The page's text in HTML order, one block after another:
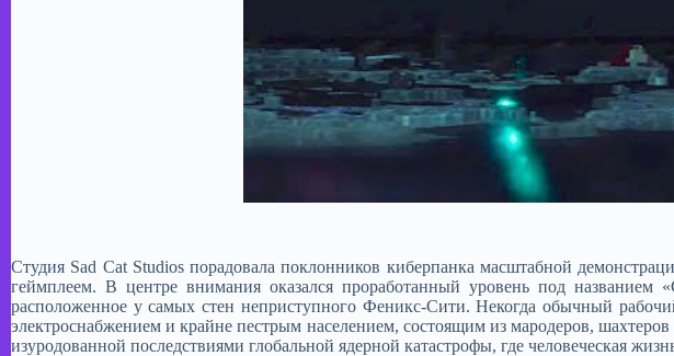
Студия Sad Cat Studios порадовала поклонников киберпанка масштабной
геймплеем. В центре внимания оказался проработанный уровень под
расположенное у самых стен неприступного Феникс-Сити. Некогда обычный
электроснабжением и крайне пестрым населением, состоящим из мародеров,
изуродованной последствиями глобальной ядерной катастрофы, где человеческая